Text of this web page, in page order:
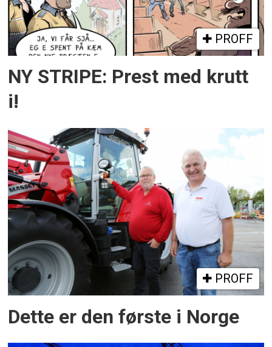
PROFF
NY STRIPE: Prest med krutt
i!
PROFF
Dette er den første i Norge